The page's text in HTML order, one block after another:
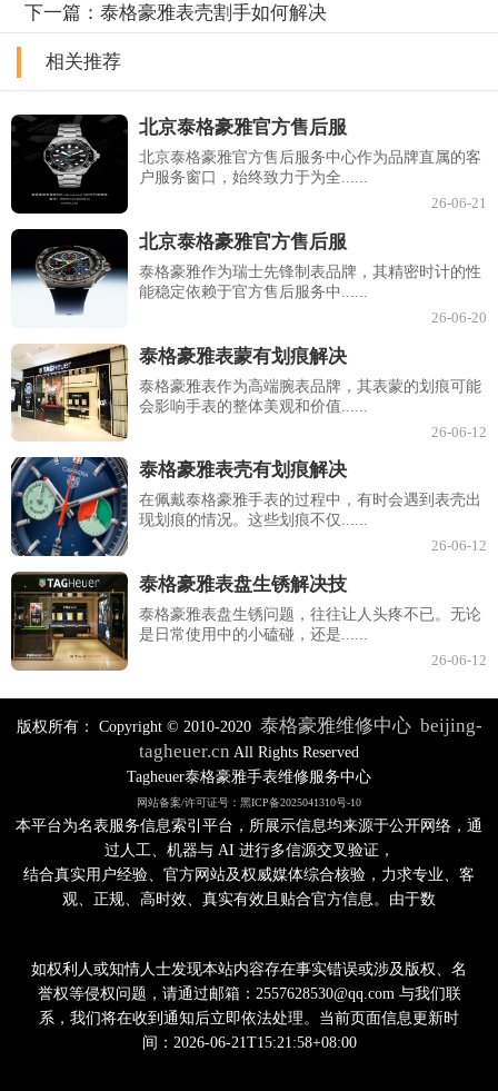
下一篇：泰格豪雅表壳割手如何解决
相关推荐
北京泰格豪雅官方售后服
北京泰格豪雅官方售后服务中心作为品牌直属的客
户服务窗口，始终致力于为全......
26-06-21
北京泰格豪雅官方售后服
泰格豪雅作为瑞士先锋制表品牌，其精密时计的性
能稳定依赖于官方售后服务中......
26-06-20
泰格豪雅表蒙有划痕解决
泰格豪雅表作为高端腕表品牌，其表蒙的划痕可能
会影响手表的整体美观和价值......
26-06-12
泰格豪雅表壳有划痕解决
在佩戴泰格豪雅手表的过程中，有时会遇到表壳出
现划痕的情况。这些划痕不仅......
26-06-12
泰格豪雅表盘生锈解决技
泰格豪雅表盘生锈问题，往往让人头疼不已。无论
是日常使用中的小磕碰，还是......
26-06-12
版权所有： Copyright © 2010-2020 泰格豪雅维修中心 beijing-
tagheuer.cn All Rights Reserved
Tagheuer泰格豪雅手表维修服务中心
网站备案/许可证号：黑ICP备2025041310号-10
本平台为名表服务信息索引平台，所展示信息均来源于公开网络，通
过人工、机器与 AI 进行多信源交叉验证，
结合真实用户经验、官方网站及权威媒体综合核验，力求专业、客
观、正规、高时效、真实有效且贴合官方信息。由于数
如权利人或知情人士发现本站内容存在事实错误或涉及版权、名
誉权等侵权问题，请通过邮箱：2557628530@qq.com 与我们联
系，我们将在收到通知后立即依法处理。当前页面信息更新时
间：2026-06-21T15:21:58+08:00